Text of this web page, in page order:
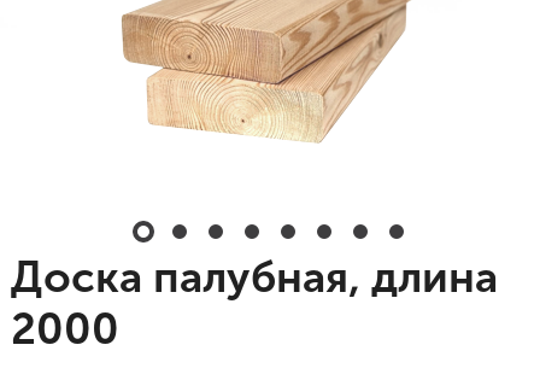
Доска палубная, длина
2000